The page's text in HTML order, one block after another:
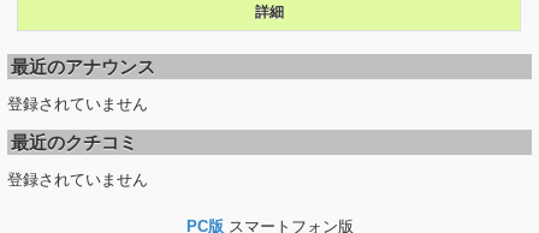
詳細
最近のアナウンス
登録されていません
最近のクチコミ
登録されていません
PC版 スマートフォン版